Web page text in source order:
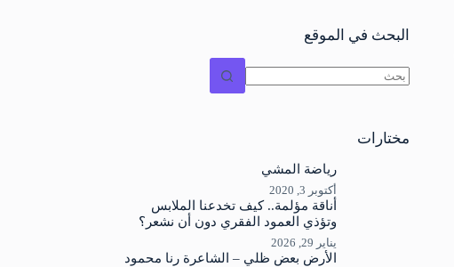
البحث في الموقع
نتائج
مختارات
رياضة المشي
أكتوبر 3, 2020
أناقة مؤلمة.. كيف تخدعنا الملابس
وتؤذي العمود الفقري دون أن نشعر؟
يناير 29, 2026
الأرض بعض ظلي – الشاعرة رنا محمود